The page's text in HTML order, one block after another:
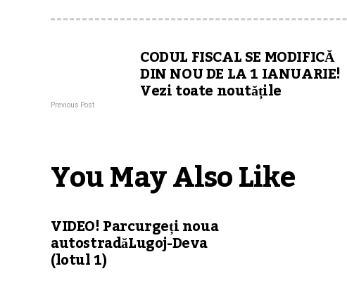
CODUL FISCAL SE MODIFICĂ
DIN NOU DE LA 1 IANUARIE!
Vezi toate noutățile
Previous Post
You May Also Like
VIDEO! Parcurgeți noua
autostradăLugoj-Deva
(lotul 1)